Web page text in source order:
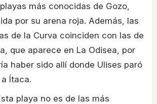
más conocidas de Gozo,
por su arena roja. Además, las
de la Curva coinciden con las de
que aparece en La Odisea, por
haber sido allí donde Ulises paró
Ítaca.
playa no es de las más